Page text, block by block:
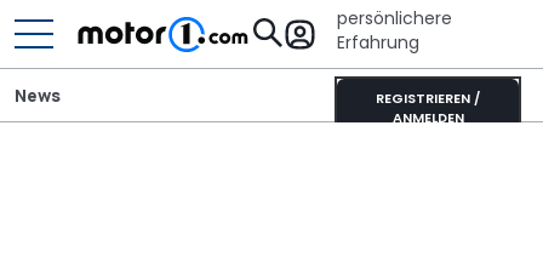
persönlichere
Erfahrung
REGISTRIEREN /
ANMELDEN
News